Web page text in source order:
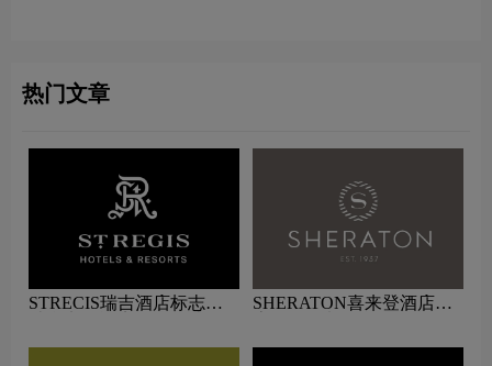
热门文章
STRECIS瑞吉酒店标志设
SHERATON喜来登酒店标